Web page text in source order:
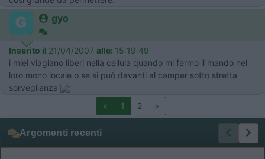
gyo
-
Inserito il 21/04/2007 alle: 15:19:49
i miei viagiano liberi nella cellula quando mi fermo li mando nel
loro mono locale o se si può davanti al camper sotto stretta
sorveglianza
<
1 2 >
Argomenti recenti